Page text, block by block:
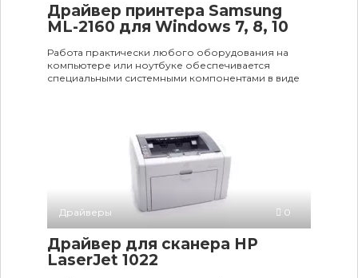
Драйвер принтера Samsung
ML-2160 для Windows 7, 8, 10
Работа практически любого оборудования на
компьютере или ноутбуке обеспечивается
специальными системными компонентами в виде
Драйверы 0
Драйвер для сканера HP
LaserJet 1022